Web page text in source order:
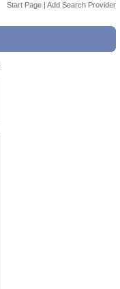
Start Page | Add Search Provider